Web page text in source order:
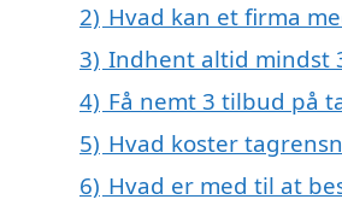
2) Hvad kan et firma
3) Indhent altid mindst
4) Få nemt 3 tilbud på
5) Hvad koster
6) Hvad er med til at